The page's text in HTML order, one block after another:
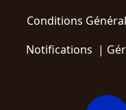
Conditions
Notifications |